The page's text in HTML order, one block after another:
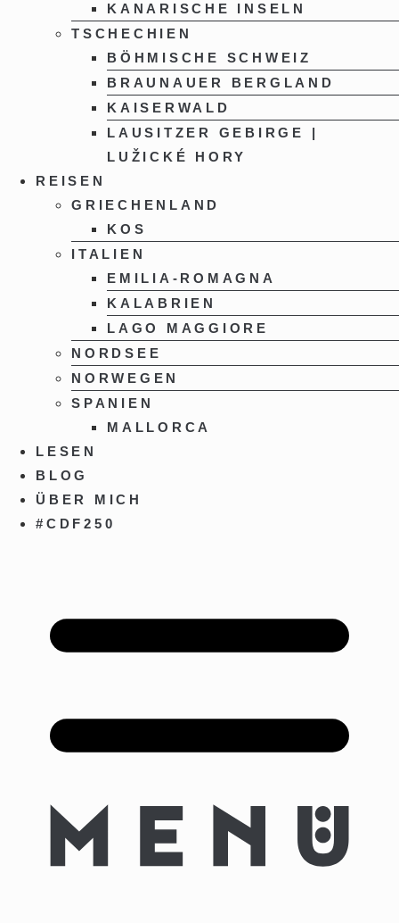
KANARISCHE INSELN
TSCHECHIEN
BÖHMISCHE SCHWEIZ
BRAUNAUER BERGLAND
KAISERWALD
LAUSITZER GEBIRGE |
LUŽICKÉ HORY
REISEN
GRIECHENLAND
KOS
ITALIEN
EMILIA-ROMAGNA
KALABRIEN
LAGO MAGGIORE
NORDSEE
NORWEGEN
SPANIEN
MALLORCA
LESEN
BLOG
ÜBER MICH
#CDF250